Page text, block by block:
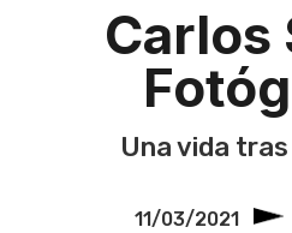
Carlos
Una vida
11/03/2021